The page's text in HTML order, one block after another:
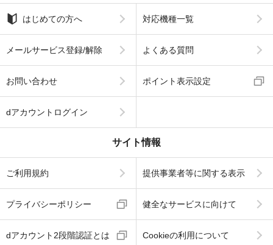
はじめての方へ 対応機種一覧
メールサービス登録/解除 よくある質問
お問い合わせ ポイント表示設定
dアカウントログイン
サイト情報
ご利用規約 提供事業者等に関する表示
プライバシーポリシー 健全なサービスに向けて
dアカウント2段階認証とは Cookieの利用について